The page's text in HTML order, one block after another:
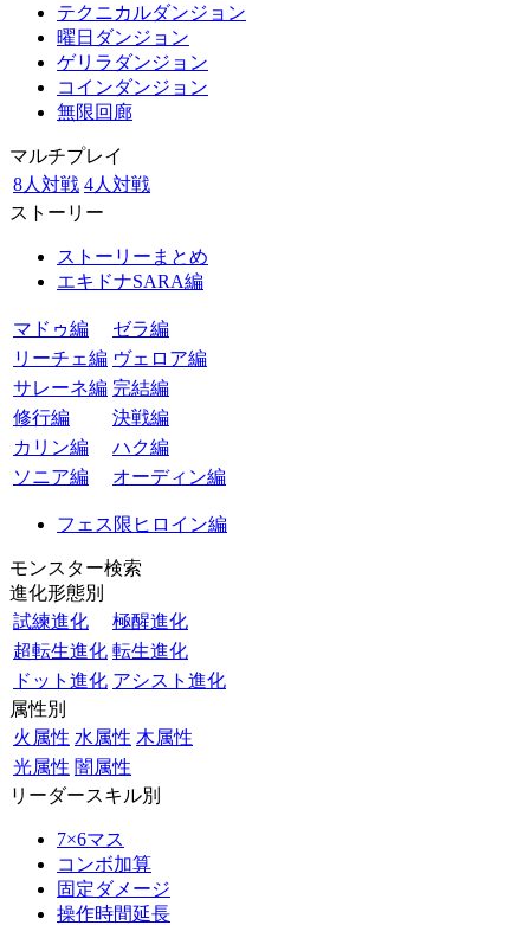
テクニカルダンジョン
曜日ダンジョン
ゲリラダンジョン
コインダンジョン
無限回廊
マルチプレイ
8人対戦 4人対戦
ストーリー
ストーリーまとめ
エキドナSARA編
マドゥ編
ゼラ編
リーチェ編 ヴェロア編
サレーネ編 完結編
修行編
決戦編
カリン編
ハク編
ソニア編
オーディン編
フェス限ヒロイン編
モンスター検索
進化形態別
試練進化
極醒進化
超転生進化 転生進化
ドット進化 アシスト進化
属性別
火属性 水属性 木属性
光属性 闇属性
リーダースキル別
7×6マス
コンボ加算
固定ダメージ
操作時間延長